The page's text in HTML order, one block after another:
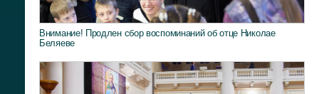
Внимание! Продлен сбор воспоминаний об отце Николае
Беляеве